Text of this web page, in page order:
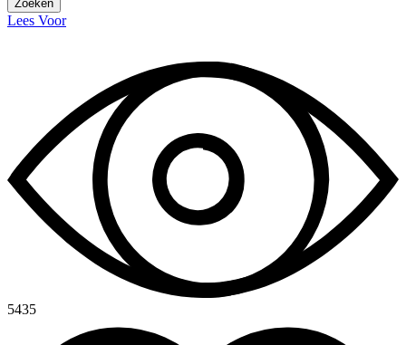
Zoeken
Lees Voor
5435